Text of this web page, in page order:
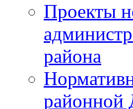
Проекты
района